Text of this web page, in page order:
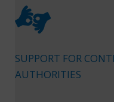
SUPPORT FOR
AUTHORITIES